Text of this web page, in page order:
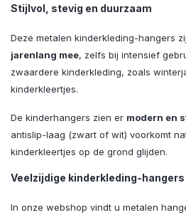
Stijlvol, stevig en duurzaam
Deze metalen kinderkleding-hangers
jarenlang mee, zelfs bij intensief
zwaardere kinderkleding, zoals
kinderkleertjes.
De kinderhangers zien er modern en
antislip-laag (zwart of wit) voorkomt
kinderkleertjes op de grond glijden.
Veelzijdige kinderkleding-hangers
In onze webshop vindt u metalen